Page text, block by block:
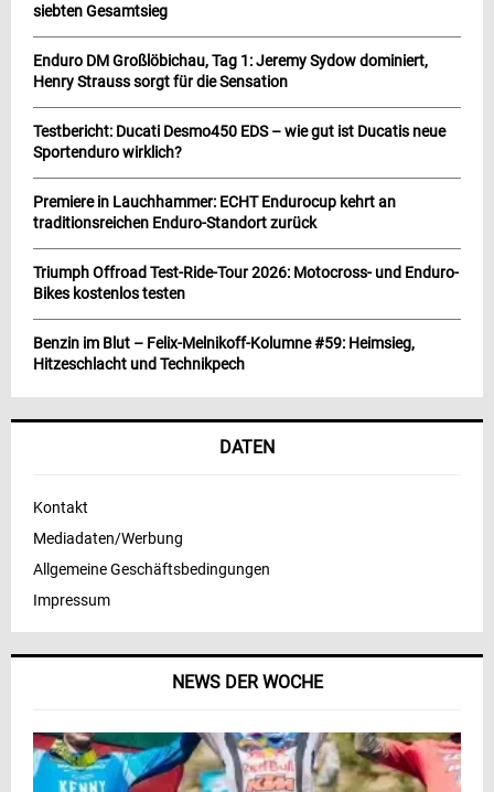
NEWS DER WOCHE
siebten Gesamtsieg
Enduro DM Großlöbichau, Tag 1: Jeremy Sydow dominiert,
Henry Strauss sorgt für die Sensation
Testbericht: Ducati Desmo450 EDS – wie gut ist Ducatis neue
Sportenduro wirklich?
Premiere in Lauchhammer: ECHT Endurocup kehrt an
traditionsreichen Enduro-Standort zurück
Triumph Offroad Test-Ride-Tour 2026: Motocross- und Enduro-
Bikes kostenlos testen
Benzin im Blut – Felix-Melnikoff-Kolumne #59: Heimsieg,
Hitzeschlacht und Technikpech
DATEN
Kontakt
Mediadaten/Werbung
Allgemeine Geschäftsbedingungen
Impressum